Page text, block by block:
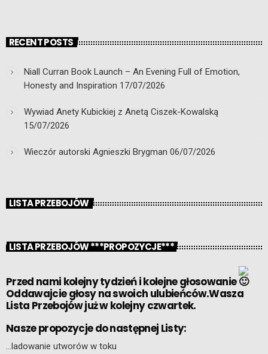
RECENT POSTS
Niall Curran Book Launch – An Evening Full of Emotion,
Honesty and Inspiration 17/07/2026
Wywiad Anety Kubickiej z Anetą Ciszek-Kowalską
15/07/2026
Wieczór autorski Agnieszki Brygman 06/07/2026
LISTA PRZEBOJÓW
LISTA PRZEBOJÓW ***PROPOZYCJE***
Przed nami kolejny tydzień i kolejne głosowanie
Oddawajcie głosy na swoich ulubieńców.Wasza
Lista Przebojów już w kolejny czwartek.
Nasze propozycje do następnej Listy:
…ladowanie utworów w toku